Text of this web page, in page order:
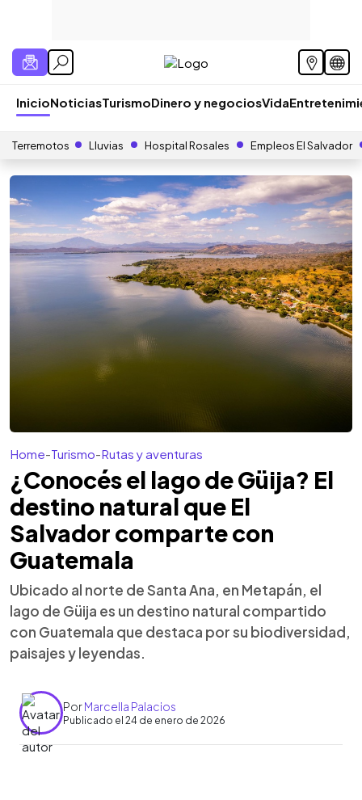
InicioNoticiasTurismoDinero y negociosVida
Terremotos Lluvias Hospital Rosales Empleos El Salvador
Home-Turismo-Rutas y aventuras
¿Conocés el lago de Güija? El
destino natural que El
Salvador comparte con
Guatemala
Ubicado al norte de Santa Ana, en Metapán, el
lago de Güija es un destino natural compartido
con Guatemala que destaca por su biodiversidad,
paisajes y leyendas.
PorMarcella Palacios
Publicado el 24 de enero de 2026